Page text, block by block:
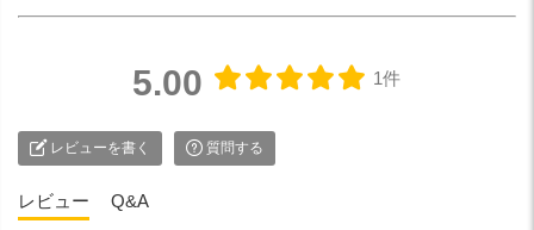
5.00 1件
レビューを書く 質問する
レビュー Q&A